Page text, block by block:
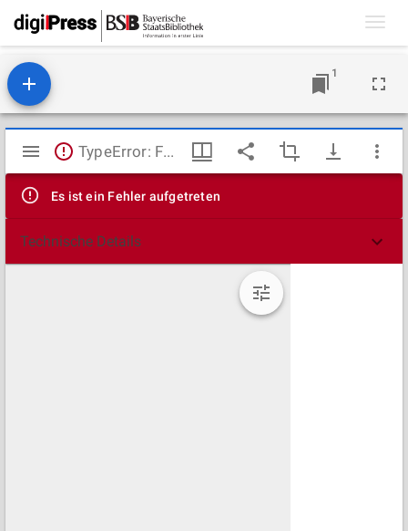
1
Mirador
Viewer
TypeError: Failed to fetch
Es ist ein Fehler aufgetreten
Technische Details